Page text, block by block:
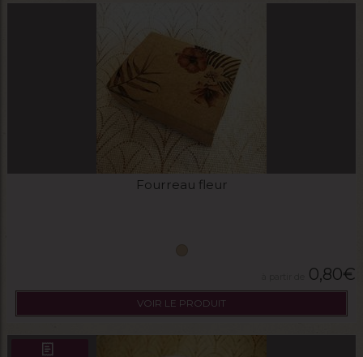
Fourreau fleur
0,80€
VOIR LE PRODUIT